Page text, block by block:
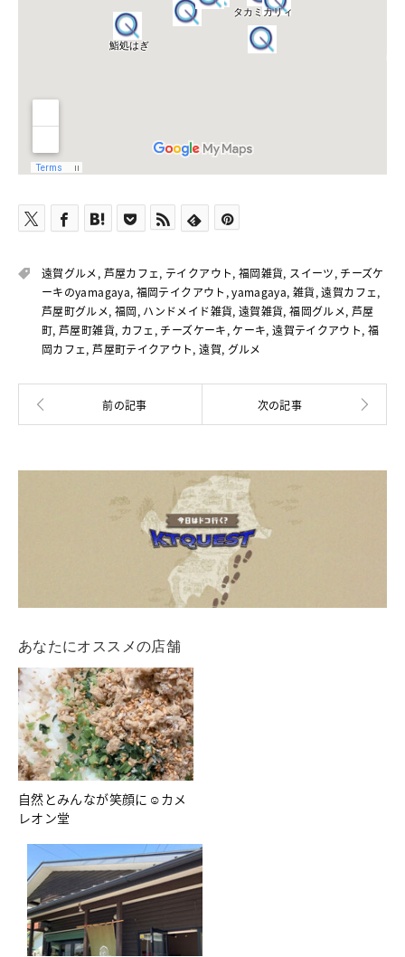
遠賀グルメ, 芦屋カフェ, テイクアウト, 福岡雑貨, スイーツ, チーズケ
ーキのyamagaya, 福岡テイクアウト ,yamagaya, 雑貨,遠賀カフェ,
芦屋町グルメ, 福岡, ハンドメイド雑貨, 遠賀雑貨,福岡グルメ, 芦屋
町,芦屋町雑貨, カフェ , チーズケーキ, ケーキ,遠賀テイクアウト, 福
岡カフェ,芦屋町テイクアウト,遠賀, グルメ
あなたにオススメの店舗
自然とみんなが笑顔に☺カメ
レオン堂